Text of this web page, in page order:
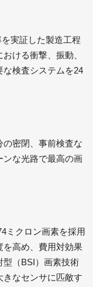
実証した製造工程
ける衝撃、振動、
検査システムを24
の密閉、事前検査な
ンな光路で最高の画
ミクロン画素を採用
を高め、費用対効果
型（BSI）画素技術
なセンサに匹敵す